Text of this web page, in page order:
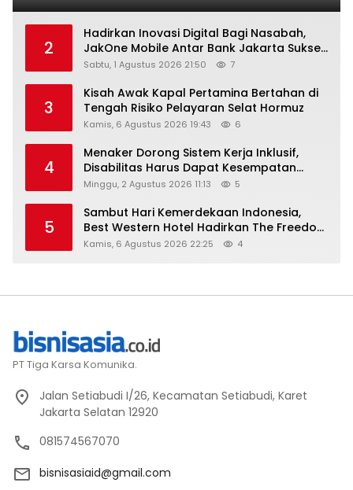
2
Hadirkan Inovasi Digital Bagi Nasabah,
JakOne Mobile Antar Bank Jakarta Sukses
Raih Digital Excellence Awards 2026
Sabtu, 1 Agustus 2026 21:50 7
3
Kisah Awak Kapal Pertamina Bertahan di
Tengah Risiko Pelayaran Selat Hormuz
Kamis, 6 Agustus 2026 19:43 6
4
Menaker Dorong Sistem Kerja Inklusif,
Disabilitas Harus Dapat Kesempatan
Setara
Minggu, 2 Agustus 2026 11:13 5
5
Sambut Hari Kemerdekaan Indonesia,
Best Western Hotel Hadirkan The Freedom
Stay Diskon Hingga 45%
Kamis, 6 Agustus 2026 22:25 4
PT Tiga Karsa Komunika.
Jalan Setiabudi I/26, Kecamatan Setiabudi, Karet
Jakarta Selatan 12920
081574567070
bisnisasiaid@gmail.com